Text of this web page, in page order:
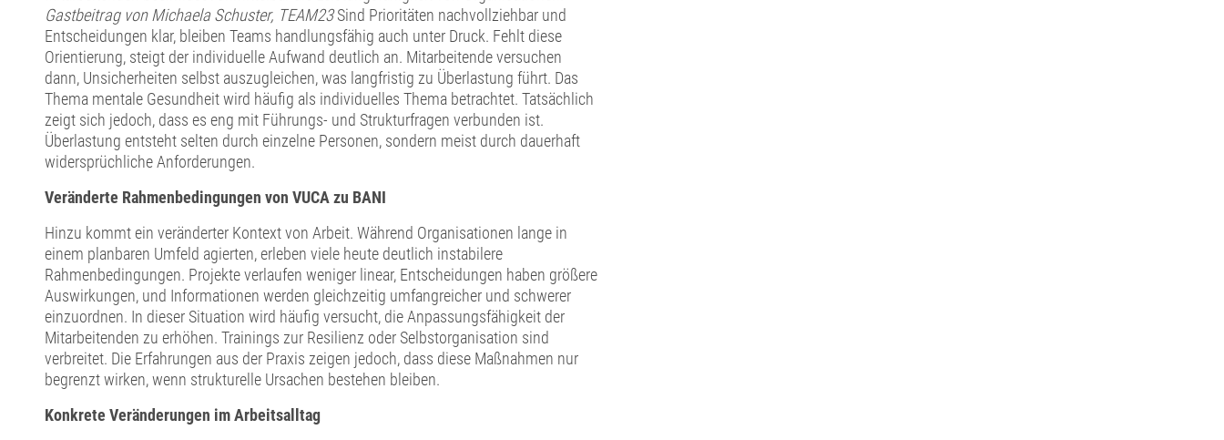
Gastbeitrag von Michaela Schuster, TEAM23Sind Prioritäten nachvollziehbar und
Entscheidungen klar, bleiben Teams handlungsfähig auch unter Druck. Fehlt diese
Orientierung, steigt der individuelle Aufwand deutlich an. Mitarbeitende versuchen
dann, Unsicherheiten selbst auszugleichen, was langfristig zu Überlastung führt. Das
Thema mentale Gesundheit wird häufig als individuelles Thema betrachtet. Tatsächlich
zeigt sich jedoch, dass es eng mit Führungs- und Strukturfragen verbunden ist.
Überlastung entsteht selten durch einzelne Personen, sondern meist durch dauerhaft
widersprüchliche Anforderungen.
Veränderte Rahmenbedingungen von VUCA zu BANI
Hinzu kommt ein veränderter Kontext von Arbeit. Während Organisationen lange in
einem planbaren Umfeld agierten, erleben viele heute deutlich instabilere
Rahmenbedingungen. Projekte verlaufen weniger linear, Entscheidungen haben größere
Auswirkungen, und Informationen werden gleichzeitig umfangreicher und schwerer
einzuordnen. In dieser Situation wird häufig versucht, die Anpassungsfähigkeit der
Mitarbeitenden zu erhöhen. Trainings zur Resilienz oder Selbstorganisation sind
verbreitet. Die Erfahrungen aus der Praxis zeigen jedoch, dass diese Maßnahmen nur
begrenzt wirken, wenn strukturelle Ursachen bestehen bleiben.
Konkrete Veränderungen im Arbeitsalltag